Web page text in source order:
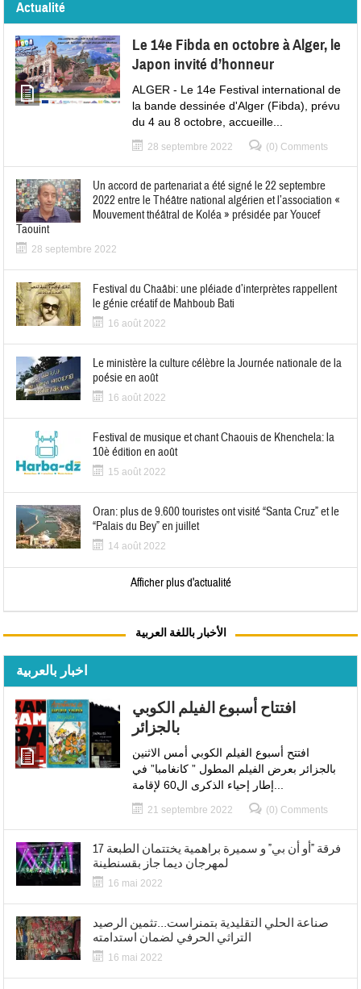
Actualité
Le 14e Fibda en octobre à Alger, le
Japon invité d’honneur
ALGER - Le 14e Festival international de
la bande dessinée d'Alger (Fibda), prévu
du 4 au 8 octobre, accueille...
28 septembre 2022 (0) Comments
Un accord de partenariat a été signé le 22 septembre
2022 entre le Théâtre national algérien et l’association «
Mouvement théâtral de Koléa » présidée par Youcef
Taouint
28 septembre 2022
Festival du Chaâbi: une pléiade d’interprètes rappellent
le génie créatif de Mahboub Bati
16 août 2022
Le ministère la culture célèbre la Journée nationale de la
poésie en août
16 août 2022
Festival de musique et chant Chaouis de Khenchela: la
10è édition en août
15 août 2022
Oran: plus de 9.600 touristes ont visité “Santa Cruz” et le
“Palais du Bey” en juillet
14 août 2022
Afficher plus d'actualité
الأخبار باللغة العربية
اخبار بالعربية
افتتاح أسبوع الفيلم الكوبي
بالجزائر
افتتح أسبوع الفيلم الكوبي أمس الاثنين
بالجزائر بعرض الفيلم المطول ” كانغامبا” في
21 septembre 2022 (0) Comments
فرقة ”أو أن بي” و سميرة براهمية يختتمان الطبعة 17
لمهرجان ديما جاز بقسنطينة
16 mai 2022
صناعة الحلي التقليدية بتمنراست…تثمين الرصيد
التراثي الحرفي لضمان استدامته
16 mai 2022